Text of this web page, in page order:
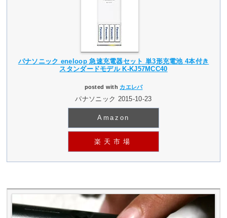
パナソニック eneloop 急速充電器セット 単3形充電池 4本付き
スタンダードモデル K-KJ57MCC40
posted with カエレバ
パナソニック 2015-10-23
Amazon
楽天市場